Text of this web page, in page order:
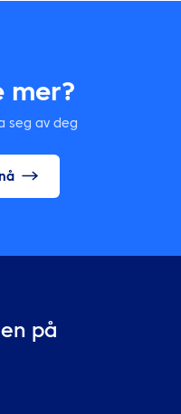
mer?
seg av deg
på